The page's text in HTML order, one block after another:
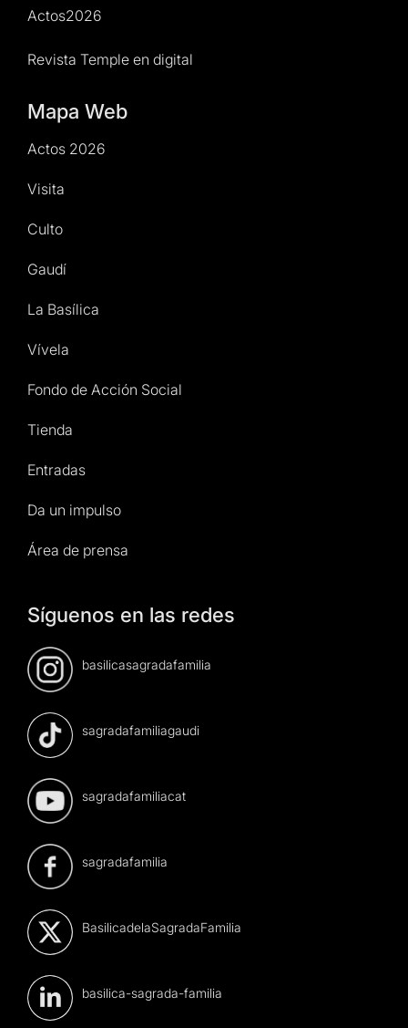
Actos2026
Revista Temple en digital
Mapa Web
Actos 2026
Visita
Culto
Gaudí
La Basílica
Vívela
Fondo de Acción Social
Tienda
Entradas
Da un impulso
Área de prensa
Síguenos en las redes
basilicasagradafamilia
sagradafamiliagaudi
sagradafamiliacat
sagradafamilia
BasilicadelaSagradaFamilia
basilica-sagrada-familia